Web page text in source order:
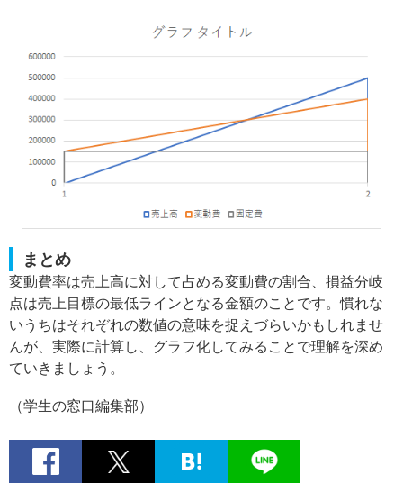
まとめ
変動費率は売上高に対して占める変動費の割合、損益分岐
点は売上目標の最低ラインとなる金額のことです。慣れな
いうちはそれぞれの数値の意味を捉えづらいかもしれませ
んが、実際に計算し、グラフ化してみることで理解を深め
ていきましょう。
（学生の窓口編集部）